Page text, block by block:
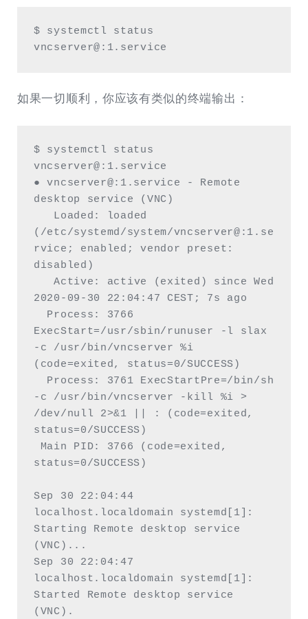
$ systemctl status
vncserver@:1.service
如果一切顺利，你应该有类似的终端输出：
$ systemctl status
vncserver@:1.service
● vncserver@:1.service - Remote
desktop service (VNC)
(/etc/systemd/system/vncserver@:1.se
rvice; enabled; vendor preset:
disabled)
   Active: active (exited) since Wed
2020-09-30 22:04:47 CEST; 7s ago
ExecStart=/usr/sbin/runuser -l slax
-c /usr/bin/vncserver %i
(code=exited, status=0/SUCCESS)
-c /usr/bin/vncserver -kill %i >
/dev/null 2>&1 || : (code=exited,
status=0/SUCCESS)
status=0/SUCCESS)
Sep 30 22:04:44
localhost.localdomain systemd[1]:
Starting Remote desktop service
(VNC)...
Sep 30 22:04:47
localhost.localdomain systemd[1]:
Started Remote desktop service
(VNC).